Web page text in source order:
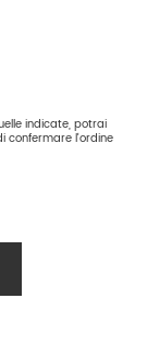
indicate, potrai
confermare l'ordine